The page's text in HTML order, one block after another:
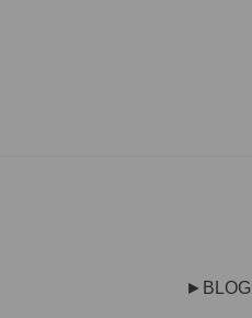
►BLOG